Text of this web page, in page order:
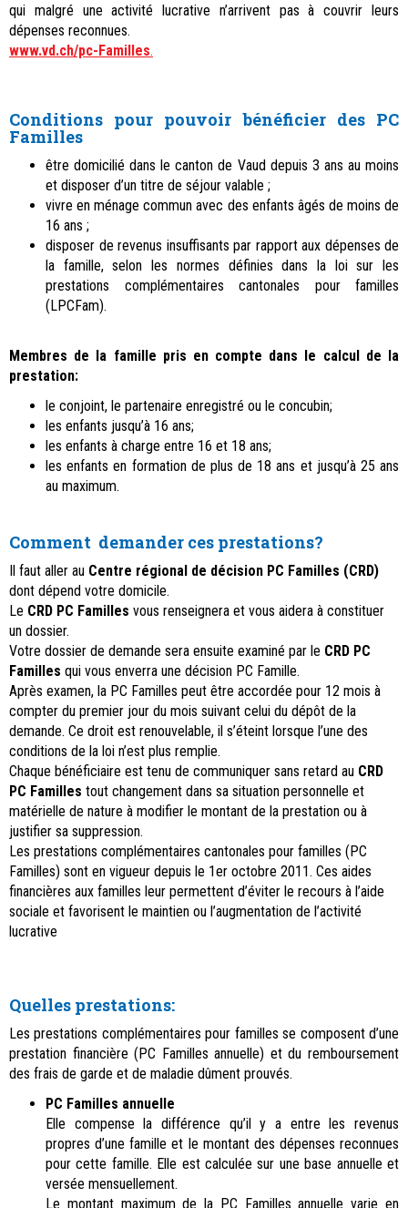
qui malgré une activité lucrative n’arrivent pas à couvrir leurs
dépenses reconnues.
www.vd.ch/pc-Familles.
Conditions pour pouvoir bénéficier des PC
Familles
être domicilié dans le canton de Vaud depuis 3 ans au moins
et disposer d’un titre de séjour valable ;
vivre en ménage commun avec des enfants âgés de moins de
16 ans ;
disposer de revenus insuffisants par rapport aux dépenses de
la famille, selon les normes définies dans la loi sur les
prestations complémentaires cantonales pour familles
(LPCFam).
Membres de la famille pris en compte dans le calcul de la
prestation:
le conjoint, le partenaire enregistré ou le concubin;
les enfants jusqu’à 16 ans;
les enfants à charge entre 16 et 18 ans;
les enfants en formation de plus de 18 ans et jusqu’à 25 ans
au maximum.
Comment demander ces prestations?
Il faut aller au Centre régional de décision PC Familles (CRD)
dont dépend votre domicile.
Le CRD PC Familles vous renseignera et vous aidera à constituer
un dossier.
Votre dossier de demande sera ensuite examiné par le CRD PC
Familles qui vous enverra une décision PC Famille.
Après examen, la PC Familles peut être accordée pour 12 mois à
compter du premier jour du mois suivant celui du dépôt de la
demande. Ce droit est renouvelable, il s’éteint lorsque l’une des
conditions de la loi n’est plus remplie.
Chaque bénéficiaire est tenu de communiquer sans retard au CRD
PC Familles tout changement dans sa situation personnelle et
matérielle de nature à modifier le montant de la prestation ou à
justifier sa suppression.
Les prestations complémentaires cantonales pour familles (PC
Familles) sont en vigueur depuis le 1er octobre 2011. Ces aides
financières aux familles leur permettent d’éviter le recours à l’aide
sociale et favorisent le maintien ou l’augmentation de l’activité
lucrative
Quelles prestations:
Les prestations complémentaires pour familles se composent d’une
prestation financière (PC Familles annuelle) et du remboursement
des frais de garde et de maladie dûment prouvés.
PC Familles annuelle
Elle compense la différence qu’il y a entre les revenus
propres d’une famille et le montant des dépenses reconnues
pour cette famille. Elle est calculée sur une base annuelle et
versée mensuellement.
Le montant maximum de la PC Familles annuelle varie en